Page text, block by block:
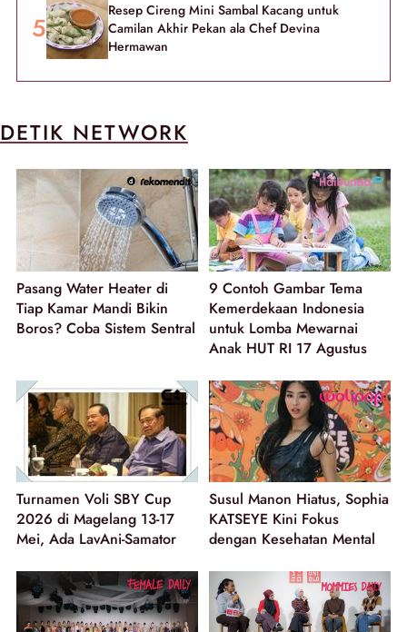
Resep Cireng Mini Sambal Kacang untuk
Camilan Akhir Pekan ala Chef Devina
Hermawan
DETIK NETWORK
Pasang Water Heater di
Tiap Kamar Mandi Bikin
Boros? Coba Sistem Sentral
9 Contoh Gambar Tema
Kemerdekaan Indonesia
untuk Lomba Mewarnai
Anak HUT RI 17 Agustus
Turnamen Voli SBY Cup
2026 di Magelang 13-17
Mei, Ada LavAni-Samator
Susul Manon Hiatus, Sophia
KATSEYE Kini Fokus
dengan Kesehatan Mental